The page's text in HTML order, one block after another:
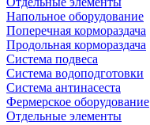
Напольное оборудование
Поперечная кормораздача
Продольная кормораздача
Система подвеса
Система водоподготовки
Система антинасеста
Фермерское оборудование
Отдельные элементы